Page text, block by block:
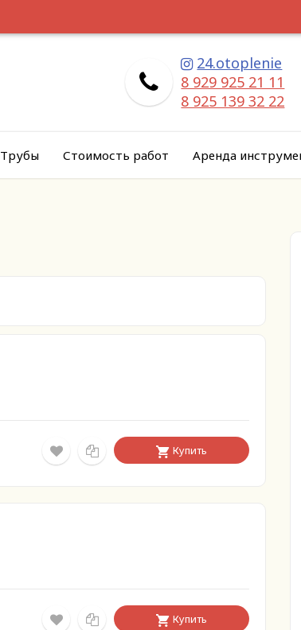
24.otoplenie
8 929 925 21 11
8 925 139 32 22
Трубы Стоимость работ Аренда
Купить
Купить